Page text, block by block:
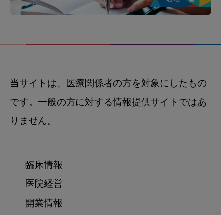
当サイトは、医療関係者の方を対象にしたもの
です。一般の方に対する情報提供サイトではあ
りません。
臨床情報
医院経営
開業情報